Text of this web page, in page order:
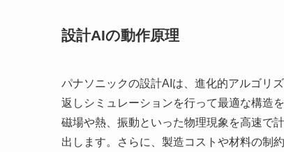
設計AIの動作原理
パナソニックの設計AIは、進化的アルゴリ
返しシミュレーションを行って最適な構造
磁場や熱、振動といった物理現象を高速で
出します。さらに、製造コストや材料の制